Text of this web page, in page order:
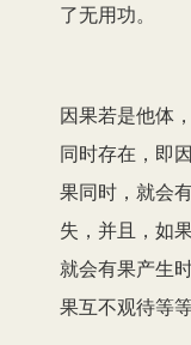
了无用功。
因果若是他体
同时存在，即
果同时，就会
失，并且，如
就会有果产生
果互不观待等